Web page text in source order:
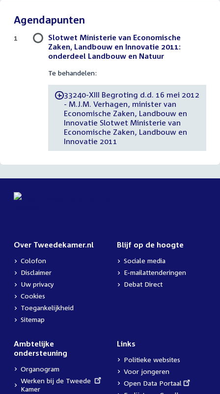
Agendapunten
Slotwet Ministerie van Economische
Zaken, Landbouw en Innovatie 2011:
onderdeel Landbouw en Natuur
Te behandelen:
-33240-XIII Begroting d.d. 16 mei 2012
- M.J.M. Verhagen, minister van
Economische Zaken, Landbouw en
Innovatie Slotwet Ministerie van
Economische Zaken, Landbouw en
Innovatie 2011
1
Over Tweedekamer.nl
Colofon
Disclaimer
Uw privacy
Cookies
Toegankelijkheid
Sitemap
Blijf op de hoogte
Sociale media
E-mailattenderingen
Debat Direct
Ambtelijke
ondersteuning
Organogram
External
link:
Werken bij de Tweede
Kamer
Links
Politieke websites
Voor jongeren
External
link:
Open Data Portaal